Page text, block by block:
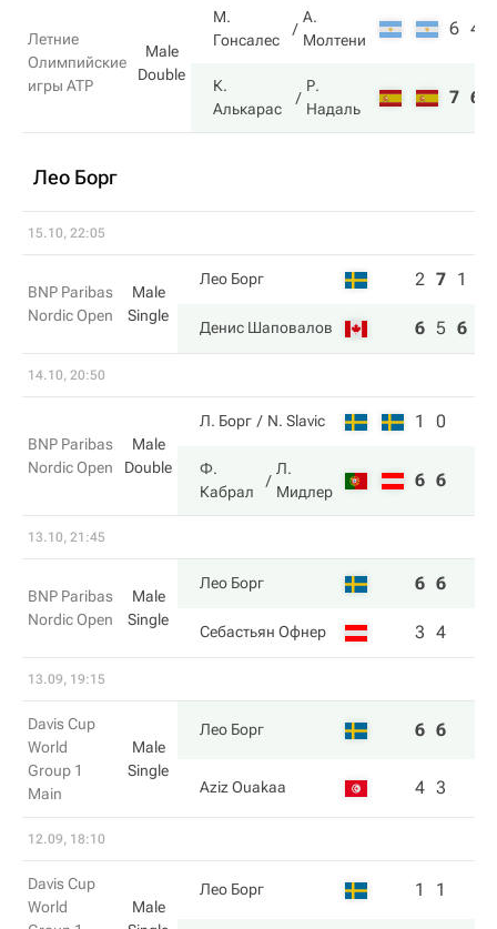
Летние
Олимпийские
игры ATP
Male
Double
М.
Гонсалес
А.
Молтени
6 4
К.
Алькарас
Р.
Надаль
7 6
Лео Борг
15.10, 22:05
BNP Paribas
Nordic Open
Male
Single
Лео Борг 2 7 1
Денис Шаповалов 6 5 6
14.10, 20:50
BNP Paribas
Nordic Open
Male
Double
Л. Борг N. Slavic 1 0
Ф.
Кабрал
Л.
Мидлер
6 6
13.10, 21:45
BNP Paribas
Nordic Open
Male
Single
Лео Борг 6 6
Себастьян Офнер 3 4
13.09, 19:15
Davis Cup
World
Group 1
Main
Male
Single
Лео Борг 6 6
Aziz Ouakaa 4 3
12.09, 18:10
Davis Cup
World
Male
Лео Борг 1 1